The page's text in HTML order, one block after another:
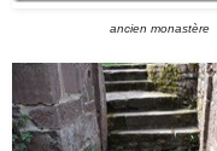
ancien monastère